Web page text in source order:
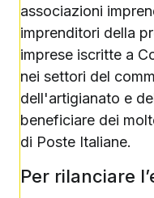
associazioni
imprenditori della
imprese iscritte a
nei settori del
dell'artigianato e
beneficiare dei
di Poste Italiane.
Per rilanciare